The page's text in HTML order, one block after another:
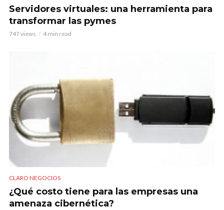
Servidores virtuales: una herramienta para
transformar las pymes
747 views 4 min read
CLARO NEGOCIOS
¿Qué costo tiene para las empresas una
amenaza cibernética?